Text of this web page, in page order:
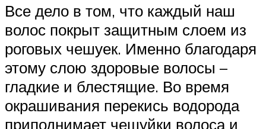
Все дело в том, что каждый наш
волос покрыт защитным слоем из
роговых чешуек. Именно благодаря
этому слою здоровые волосы –
гладкие и блестящие. Во время
окрашивания перекись водорода
приподнимает чешуйки волоса и